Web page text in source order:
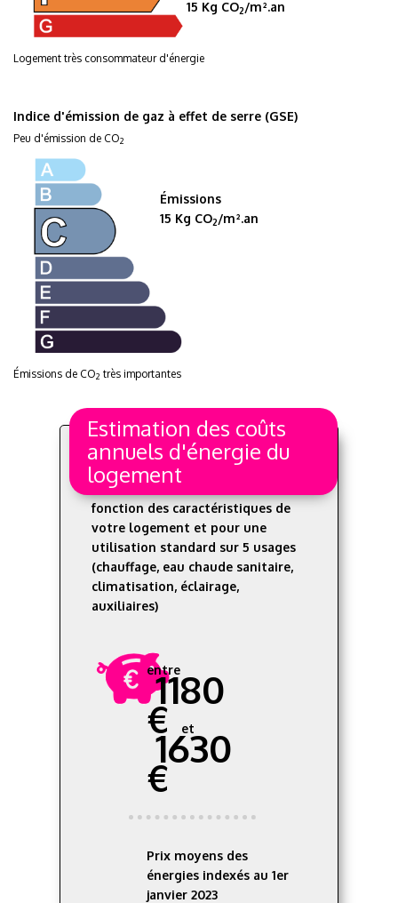
Logement très consommateur d'énergie
15 Kg CO2/m².an
Indice d'émission de gaz à effet de serre (GSE)
Peu d'émission de CO2
Émissions de CO2 très importantes
Émissions
15 Kg CO2/m².an
Estimation des coûts
annuels d'énergie du
logement
Les coûts sont estimés en
fonction des caractéristiques de
votre logement et pour une
utilisation standard sur 5 usages
(chauffage, eau chaude sanitaire,
climatisation, éclairage,
auxiliaires)
entre
1180
€ et
1630
€
Prix moyens des
énergies indexés au 1er
janvier 2023